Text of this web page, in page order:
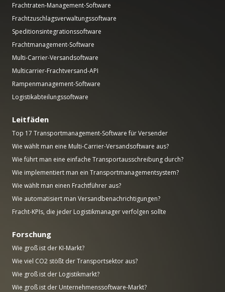
Frachtraten-Management-Software
Frachtzuschlagsverwaltungssoftware
Speditionsintegrationssoftware
Frachtmanagement-Software
Multi-Carrier-Versandsoftware
Multicarrier-Frachtversand-API
Rampenmanagement-Software
Logistikabteilungssoftware
Leitfäden
Top 17 Transportmanagement-Software für Versender
Wie wählt man eine Multi-Carrier-Versandsoftware aus?
Wie führt man eine einfache Transportausschreibung durch?
Wie implementiert man ein Transportmanagementsystem?
Wie wählt man einen Frachtführer aus?
Wie automatisiert man Versandbenachrichtigungen?
Fracht-KPIs, die jeder Logistikmanager verfolgen sollte
Forschung
Wie groß ist der KI-Markt?
Wie viel CO2 stößt der Transportsektor aus?
Wie groß ist der Logistikmarkt?
Wie groß ist der Unternehmenssoftware-Markt?